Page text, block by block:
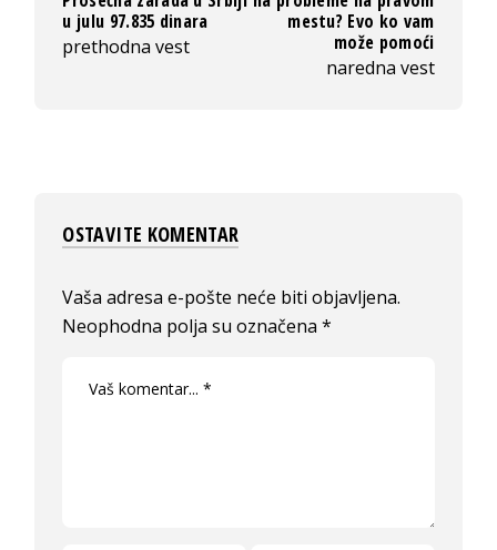
u julu 97.835 dinara
prethodna vest
mestu? Evo ko vam
može pomoći
naredna vest
OSTAVITE KOMENTAR
Vaša adresa e-pošte neće biti objavljena.
Neophodna polja su označena*